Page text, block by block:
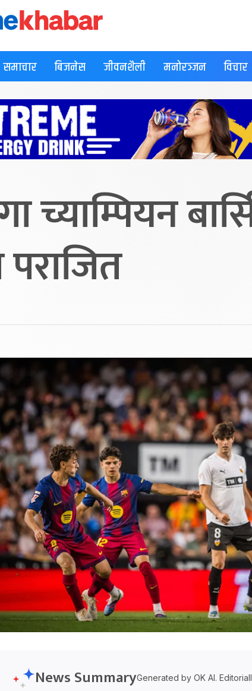
समाचार बिजनेस जीवनशैली मनोरञ्जन विचार
च्याम्पियन
News SummaryGenerated by OK AI.